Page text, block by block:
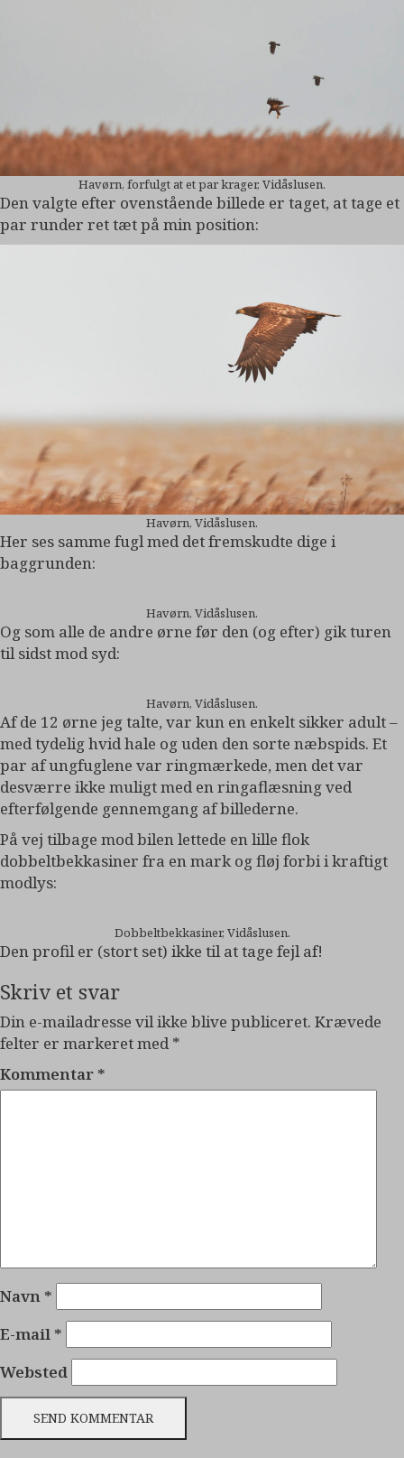
Havørn, forfulgt at et par krager, Vidåslusen.
Den valgte efter ovenstående billede er taget, at tage et
par runder ret tæt på min position:
Havørn, Vidåslusen.
Her ses samme fugl med det fremskudte dige i
baggrunden:
Havørn, Vidåslusen.
Og som alle de andre ørne før den (og efter) gik turen
til sidst mod syd:
Havørn, Vidåslusen.
Af de 12 ørne jeg talte, var kun en enkelt sikker adult –
med tydelig hvid hale og uden den sorte næbspids. Et
par af ungfuglene var ringmærkede, men det var
desværre ikke muligt med en ringaflæsning ved
efterfølgende gennemgang af billederne.
På vej tilbage mod bilen lettede en lille flok
dobbeltbekkasiner fra en mark og fløj forbi i kraftigt
modlys:
Dobbeltbekkasiner, Vidåslusen.
Den profil er (stort set) ikke til at tage fejl af!
Skriv et svar
Din e-mailadresse vil ikke blive publiceret. Krævede
felter er markeret med *
Kommentar *
Navn *
E-mail *
Websted